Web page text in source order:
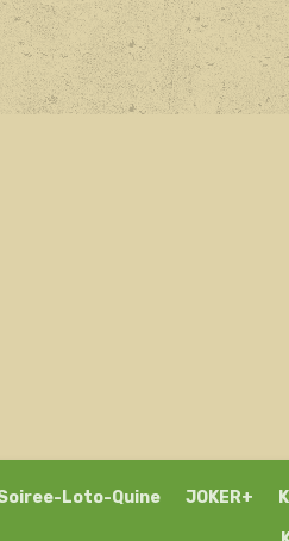
Loto-Quine JOKER+